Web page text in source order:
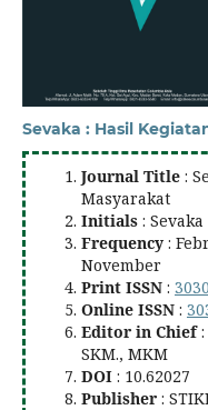
Sevaka : Hasil
Journal Title :
Masyarakat
Initials : Sevaka
Frequency :
November
Print ISSN :
Online ISSN :
Editor in Chief
SKM., MKM
DOI : 10.62027
Publisher :